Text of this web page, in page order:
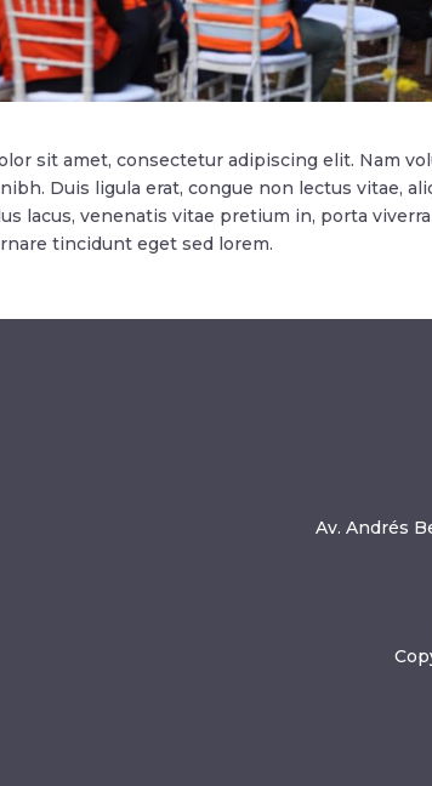
sit amet, consectetur adipiscing elit. Nam
Duis ligula erat, congue non lectus vitae,
lacus, venenatis vitae pretium in, porta
tincidunt eget sed lorem.
Av. Andrés